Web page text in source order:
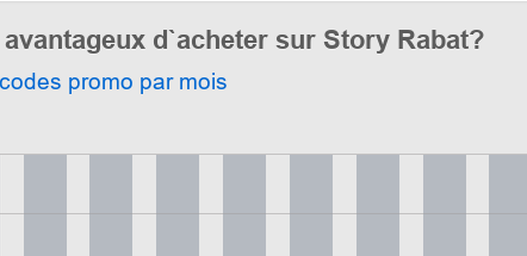
d`acheter sur Story Rabat?
promo par mois